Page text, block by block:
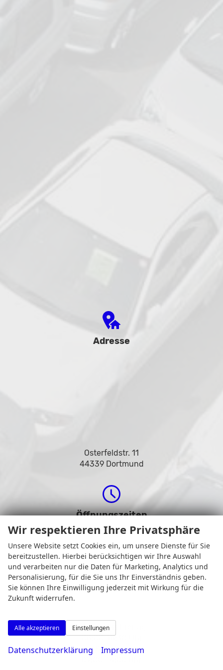
Adresse
Osterfeldstr. 11
44339 Dortmund
Öffnungszeiten
Montag bis Freitag
08:00-18:30 Uhr
Samstag
Wir respektieren Ihre Privatsphäre
Unsere Website setzt Cookies ein, um unsere Dienste für Sie
bereitzustellen. Hierbei berücksichtigen wir Ihre Auswahl
und verarbeiten nur die Daten für Marketing, Analytics und
Personalisierung, für die Sie uns Ihr Einverständnis geben.
Sie können Ihre Einwilligung jederzeit mit Wirkung für die
Zukunft widerrufen.
Alle akzeptieren Einstellungen
Datenschutzerklärung Impressum